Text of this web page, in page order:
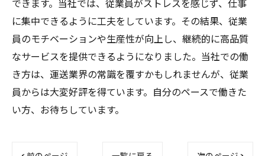
できます。当社では、従業員がストレスを感じず、仕事
に集中できるように工夫をしています。その結果、従業
員のモチベーションや生産性が向上し、継続的に高品質
なサービスを提供できるようになりました。当社での働
き方は、運送業界の常識を覆すかもしれませんが、従業
員からは大変好評を得ています。自分のペースで働きた
い方、お待ちしています。